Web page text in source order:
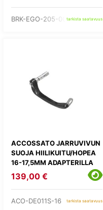
BRK-EGO-205-00-GRtarkista saatavuus
ACCOSSATO JARRUVIVUN
SUOJA HIILIKUITU/HOPEA
16-17,5MM ADAPTERILLA
139,00 €
ACO-DE011S-16 tarkista saatavuus